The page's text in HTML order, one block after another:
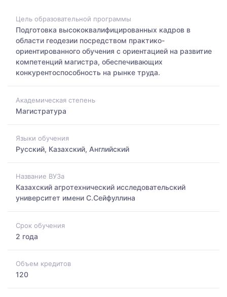
Цель образовательной программы
Подготовка высококвалифицированных кадров в
области геодезии посредством практико-
ориентированного обучения с ориентацией на развитие
компетенций магистра, обеспечивающих
конкурентоспособность на рынке труда.
Академическая степень
Магистратура
Языки обучения
Русский, Казахский, Английский
Название ВУЗа
Казахский агротехнический исследовательский
университет имени С.Сейфуллина
Срок обучения
2 года
Объем кредитов
120